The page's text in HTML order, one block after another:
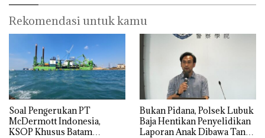
Rekomendasi untuk kamu
‎Soal Pengerukan PT
McDermott Indonesia,
KSOP Khusus Batam
Bukan Pidana, Polsek Lubuk
Baja Hentikan Penyelidikan
Laporan Anak Dibawa Tanpa